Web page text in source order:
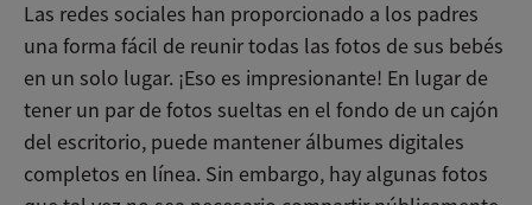
Las redes sociales han proporcionado a los padres
una forma fácil de reunir todas las fotos de sus bebés
en un solo lugar. ¡Eso es impresionante! En lugar de
tener un par de fotos sueltas en el fondo de un cajón
del escritorio, puede mantener álbumes digitales
completos en línea. Sin embargo, hay algunas fotos